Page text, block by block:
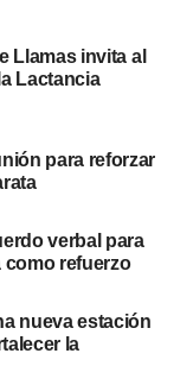
Llamas invita al
Lactancia
para reforzar
verbal para
como refuerzo
nueva estación
la